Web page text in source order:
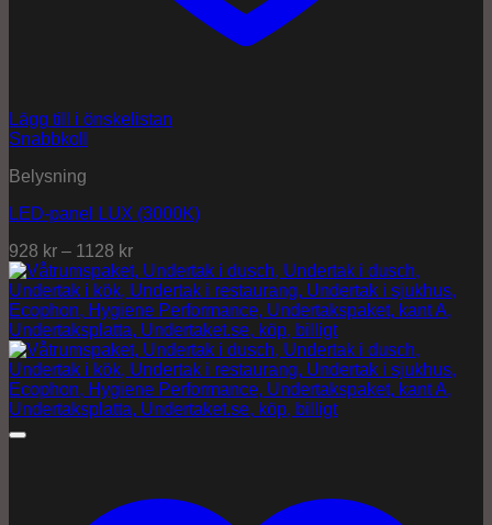
Lägg till i önskelistan
Snabbkoll
Belysning
LED-panel LUX (3000K)
928 kr – 1128 kr